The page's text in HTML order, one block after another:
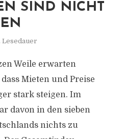
SIND NICHT
Lesedauer
Weile erwarten
Mieten und Preise
stark steigen. Im
davon in den sieben
nichts zu